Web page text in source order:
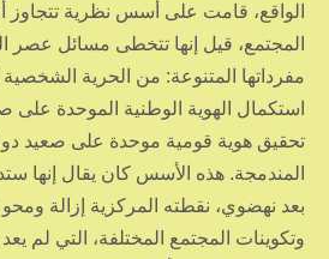
الواقع، قامت على أسس نظرية
المجتمع، قيل إنها تتخطى مسائل عصر
مفرداتها المتنوعة: من الحرية الشخصية
استكمال الهوية الوطنية الموحدة على
تحقيق هوية قومية موحدة على صعيد
المندمجة. هذه الأسس كان يقال إنها
بعد نهضوي، نقطته المركزية إزالة
وتكوينات المجتمع المختلفة، التي لم